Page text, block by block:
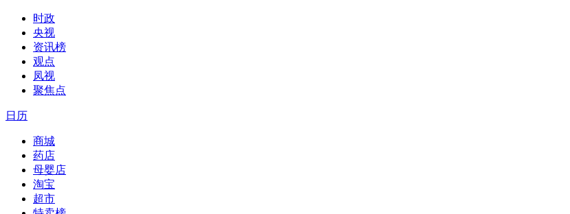
时政
央视
资讯榜
观点
凤视
聚焦点
日历
商城
药店
母婴店
淘宝
超市